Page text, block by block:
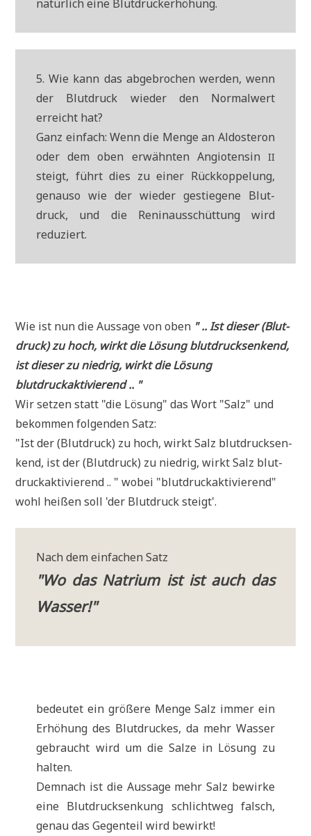
natür­lich eine Blutdruckerhöhung.
5. Wie kann das abge­bro­chen wer­den, wenn
der Blut­druck wie­der den Nor­mal­wert
erreicht hat?
Ganz ein­fach: Wenn die Men­ge an Aldo­ste­ron
oder dem oben erwähn­ten Angio­ten­sin
II
steigt, führt dies zu einer Rück­kop­pe­lung,
genau­so wie der wie­der gestie­ge­ne Blut­
druck, und die Renin­aus­schüt­tung wird
reduziert.
Wie ist nun die Aus­sa­ge von oben " .. Ist die­ser (Blut­
druck) zu hoch, wirkt die Lösung blut­druck­sen­kend,
ist die­ser zu nied­rig, wirkt die Lösung
blutdruckaktivierend .. "
Wir set­zen statt "die Lösung" das Wort "Salz" und
bekom­men fol­gen­den Satz:
"Ist der (Blut­druck) zu hoch, wirkt Salz blut­druck­sen­
kend, ist der (Blut­druck) zu nied­rig, wirkt Salz blut­
druck­ak­ti­vie­rend .. " wobei "blut­druck­ak­ti­vie­rend"
wohl hei­ßen soll 'der Blut­druck steigt'.
Nach dem ein­fa­chen Satz
"Wo das Natri­um ist ist auch das
Wasser!"
bedeu­tet ein grö­ße­re Men­ge Salz immer ein
Erhö­hung des Blut­druckes, da mehr Was­ser
gebraucht wird um die Sal­ze in Lösung zu
halten.
Dem­nach ist die Aus­sa­ge mehr Salz bewir­ke
eine Blut­druck­sen­kung schlicht­weg falsch,
genau das Gegen­teil wird bewirkt!